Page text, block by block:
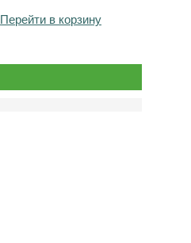
Перейти в корзину